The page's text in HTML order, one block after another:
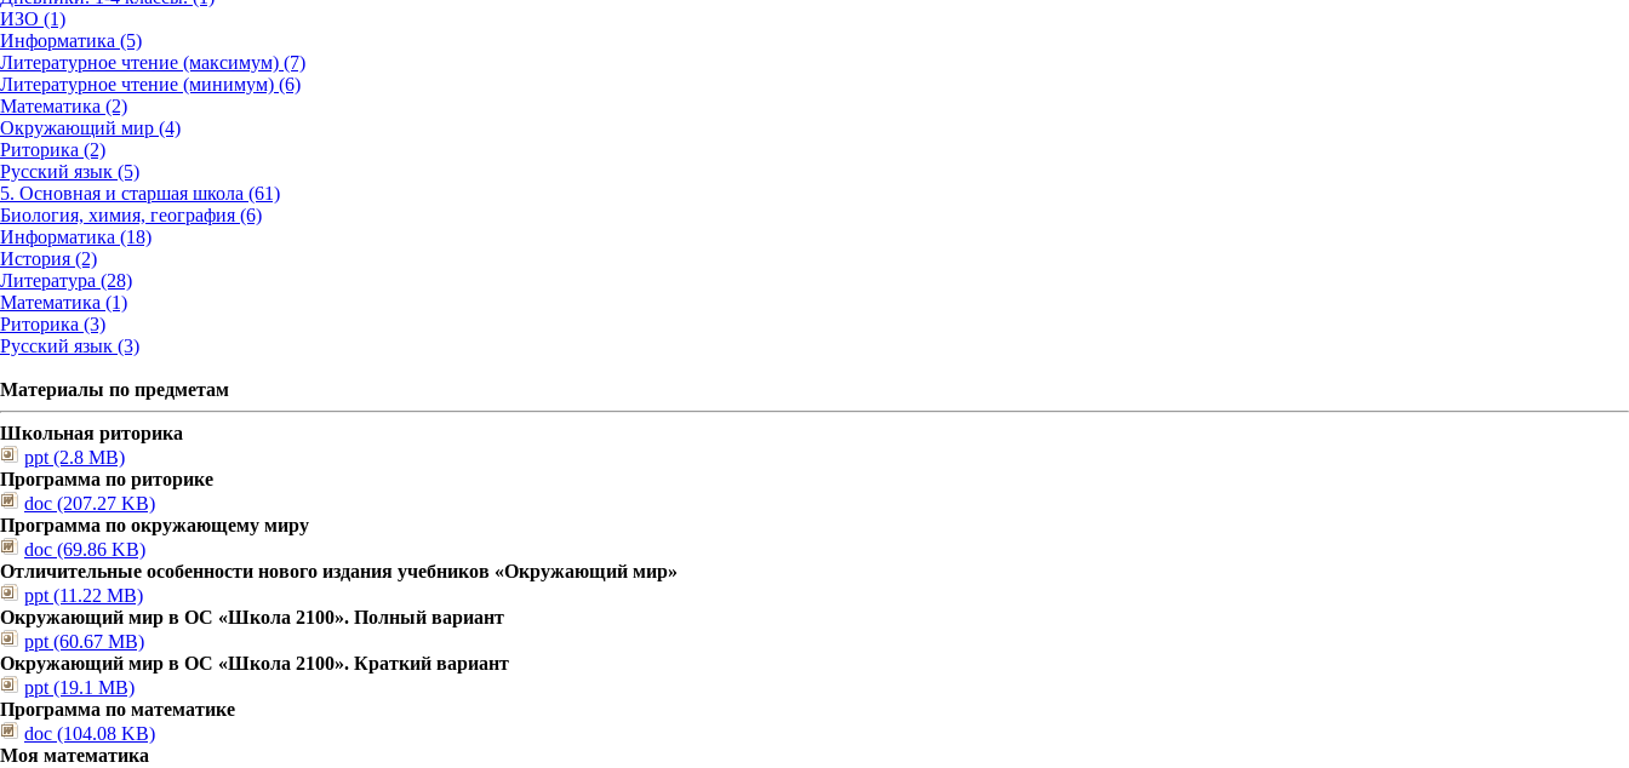
ИЗО (1)
Информатика (5)
Литературное чтение (максимум) (7)
Литературное чтение (минимум) (6)
Математика (2)
Окружающий мир (4)
Риторика (2)
Русский язык (5)
5. Основная и старшая школа (61)
Биология, химия, география (6)
Информатика (18)
История (2)
Литература (28)
Математика (1)
Риторика (3)
Русский язык (3)
Материалы по предметам
Школьная риторика
ppt (2.8 MB)
Программа по риторике
doc (207.27 KB)
Программа по окружающему миру
doc (69.86 KB)
Отличительные особенности нового издания учебников «Окружающий мир»
ppt (11.22 MB)
Окружающий мир в ОС «Школа 2100». Полный вариант
ppt (60.67 MB)
Окружающий мир в ОС «Школа 2100». Краткий вариант
ppt (19.1 MB)
Программа по математике
doc (104.08 KB)
Моя математика